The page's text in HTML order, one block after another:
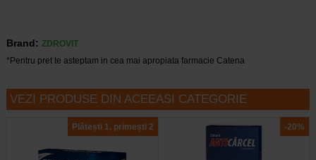
Brand: ZDROVIT
*Pentru pret te asteptam in cea mai apropiata farmacie Catena
VEZI PRODUSE DIN ACEEASI CATEGORIE
Plătești 1, primești 2 -20%